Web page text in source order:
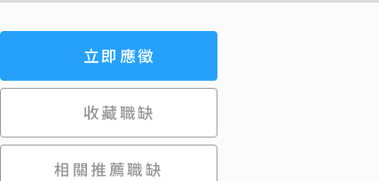
立即應徵
收藏職缺
相關推薦職缺